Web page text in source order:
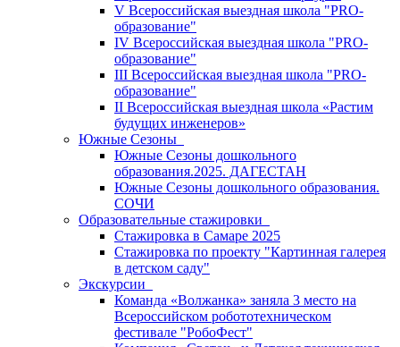
V Всероссийская выездная школа "PRO-
образование"
IV Всероссийская выездная школа "PRO-
образование"
III Всероссийская выездная школа "PRO-
образование"
II Всероссийская выездная школа «Растим
будущих инженеров»
Южные Сезоны
Южные Сезоны дошкольного
образования.2025. ДАГЕСТАН
Южные Сезоны дошкольного образования.
СОЧИ
Образовательные стажировки
Стажировка в Самаре 2025
Стажировка по проекту "Картинная галерея
в детском саду"
Экскурсии
Команда «Волжанка» заняла 3 место на
Всероссийском робототехническом
фестивале "РобоФест"